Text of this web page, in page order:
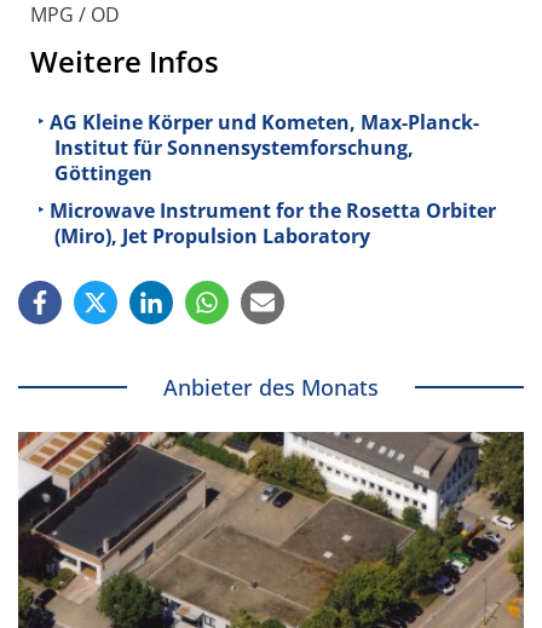
MPG / OD
Weitere Infos
AG Kleine Körper und Kometen, Max-Planck-
Institut für Sonnensystemforschung,
Göttingen
Microwave Instrument for the Rosetta Orbiter
(Miro), Jet Propulsion Laboratory
Anbieter des Monats